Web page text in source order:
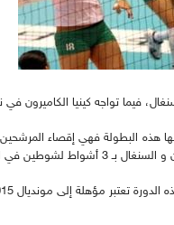
فيما تواجه كينيا الكاميرون
هذه البطولة فهي إقصاء
لشوطين في المقابلتين.
مونديال 2015 للسيدات الذي سيجرى من 22 أوت إلى 6 سبتمبر باليابان.